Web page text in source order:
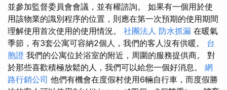
並參加監督委員會會議，並有權諮詢。 如果有一個用於使
用該物業的識別程序的位置，則應在第一次預期的使用期間
理解使用首次使用的使用情況。 社團法人 防水抓漏 在暖氣
季節，有3套公寓可容納2個人，我們的客人沒有供暖。 台
胞證 我們的公寓位於浴室的附近，周圍的服務提供商。 對
於那些喜歡積極放鬆的人，我們可以給您一個好消息。 網
路行銷公司 他們有機會在度假村使用6輛自行車，而度假勝